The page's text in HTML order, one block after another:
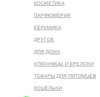
КОСМЕТИКА
ПАРФЮМЕРИЯ
КЕРАМИКА
ДРУГОЕ
ДЛЯ ДОМА
КЛЮЧНИЦЫ И БРЕЛОКИ
ТОВАРЫ ДЛЯ ПИТОМЦЕВ
КОШЕЛЬКИ